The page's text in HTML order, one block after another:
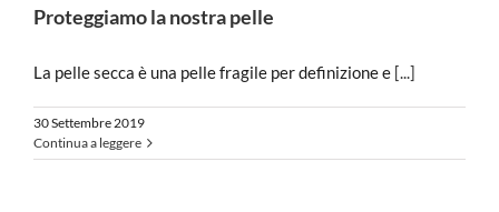
Proteggiamo la nostra pelle
La pelle secca è una pelle fragile per definizione e [...]
30 Settembre 2019
Continua a leggere